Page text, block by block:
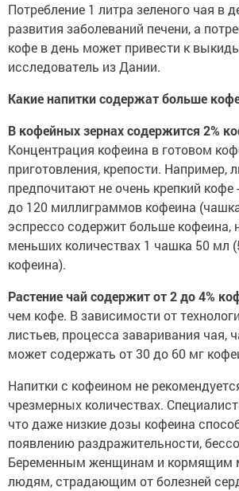
Потребление 1 литра зеленого чая в
развития заболеваний печени, а
кофе в день может привести к
исследователь из Дании.
Какие напитки содержат больше
В кофейных зернах содержится 2%
Концентрация кофеина в готовом
приготовления, крепости. Например,
предпочитают не очень крепкий кофе
до 120 миллиграммов кофеина
эспрессо содержит больше кофеина,
меньших количествах 1 чашка 50 мл
кофеина).
Растение чай содержит от 2 до 4%
чем кофе. В зависимости от
листьев, процесса заваривания чая,
может содержать от 30 до 60 мг
Напитки с кофеином не
чрезмерных количествах.
что даже низкие дозы кофеина
появлению раздражительности,
Беременным женщинам и кормящим
людям, страдающим от болезней